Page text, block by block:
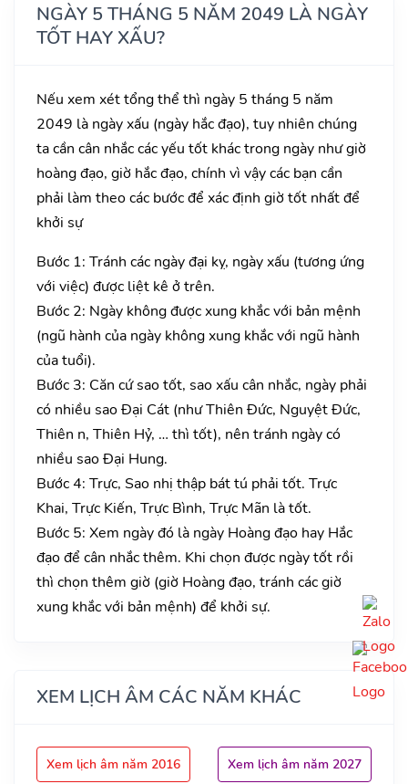
NGÀY 5 THÁNG 5 NĂM 2049 LÀ NGÀY
TỐT HAY XẤU?
Nếu xem xét tổng thể thì ngày 5 tháng 5 năm
2049 là ngày xấu (ngày hắc đạo), tuy nhiên chúng
ta cần cân nhắc các yếu tốt khác trong ngày như giờ
hoàng đạo, giờ hắc đạo, chính vì vậy các bạn cần
phải làm theo các bước để xác định giờ tốt nhất để
khởi sự
Bước 1: Tránh các ngày đại kỵ, ngày xấu (tương ứng
với việc) được liệt kê ở trên.
Bước 2: Ngày không được xung khắc với bản mệnh
(ngũ hành của ngày không xung khắc với ngũ hành
của tuổi).
Bước 3: Căn cứ sao tốt, sao xấu cân nhắc, ngày phải
có nhiều sao Đại Cát (như Thiên Đức, Nguyệt Đức,
Thiên n, Thiên Hỷ, … thì tốt), nên tránh ngày có
nhiều sao Đại Hung.
Bước 4: Trực, Sao nhị thập bát tú phải tốt. Trực
Khai, Trực Kiến, Trực Bình, Trực Mãn là tốt.
Bước 5: Xem ngày đó là ngày Hoàng đạo hay Hắc
đạo để cân nhắc thêm. Khi chọn được ngày tốt rồi
thì chọn thêm giờ (giờ Hoàng đạo, tránh các giờ
xung khắc với bản mệnh) để khởi sự.
XEM LỊCH ÂM CÁC NĂM KHÁC
Xem lịch âm năm 2016 Xem lịch âm năm 2027